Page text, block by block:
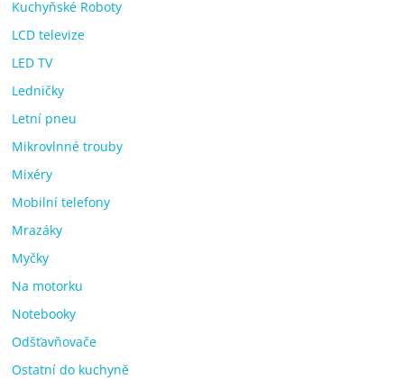
Kuchyňské Roboty
LCD televize
LED TV
Ledničky
Letní pneu
Mikrovlnné trouby
Mixéry
Mobilní telefony
Mrazáky
Myčky
Na motorku
Notebooky
Odšťavňovače
Ostatní do kuchyně